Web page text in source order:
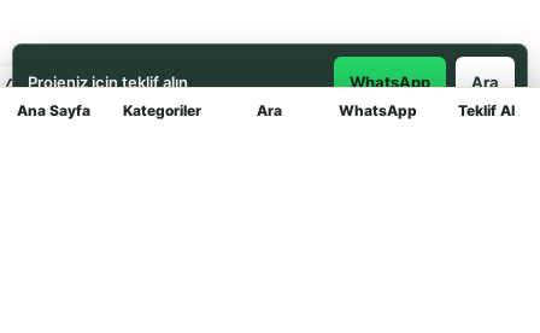
Ana Sayfa Kategoriler Ara WhatsApp Teklif Al
Projeniz için teklif alın WhatsApp Ara